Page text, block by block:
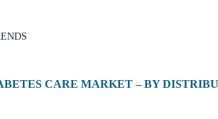
CARE MARKET – BY